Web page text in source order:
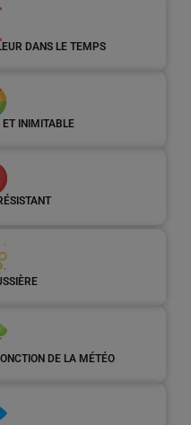
DANS LE TEMPS
ET INIMITABLE
DE LA MÉTÉO